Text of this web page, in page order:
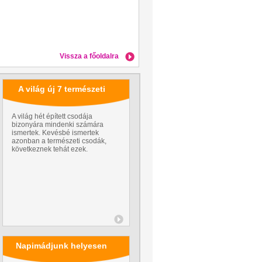
Vissza a főoldalra
A világ új 7 természeti
csodája
A világ hét épített csodája
bizonyára mindenki számára
ismertek. Kevésbé ismertek
azonban a természeti csodák,
következnek tehát ezek.
Napimádjunk helyesen